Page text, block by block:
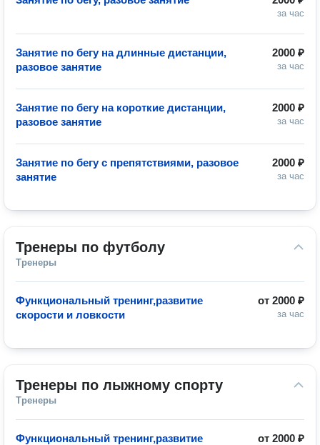
за час
2000 ₽
за час
Занятие по бегу на длинные дистанции,
разовое занятие
2000 ₽
за час
Занятие по бегу на короткие дистанции,
разовое занятие
2000 ₽
за час
Занятие по бегу с препятствиями, разовое
занятие
Тренеры по футболу
Тренеры
от 2000 ₽
за час
Функциональный тренинг,развитие
скорости и ловкости
Тренеры по лыжному спорту
Тренеры
от 2000 ₽
Функциональный тренинг,развитие